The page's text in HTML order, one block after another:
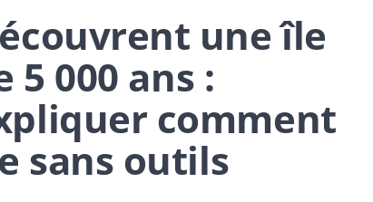
une île
000 ans :
comment
sans outils